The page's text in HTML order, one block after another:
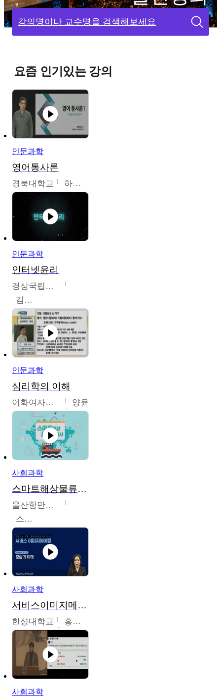
강의명이나 교수명을 검색해보세요
요즘 인기있는 강의
인문과학
영어통사론
경북대학교 하승완
인문과학
인터넷윤리
경상국립대학교
김대군
인문과학
심리학의 이해
이화여자대학교 양윤
사회과학
스마트해상물류관리사 교육과정2
울산항만공사
스마트해상물류관리사 교육위원회
사회과학
서비스이미지메이킹
한성대학교 홍수남
사회과학